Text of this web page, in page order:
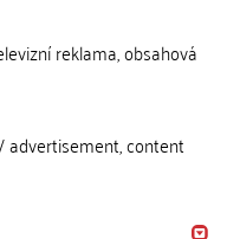
reklama, obsahová
advertisement, content